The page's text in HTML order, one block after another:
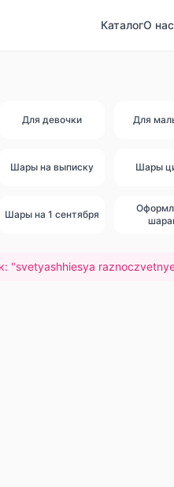
КаталогО нас
Для девочки Для
Шары на выписку Шары
Шары на 1 сентября
"svetyashhiesya